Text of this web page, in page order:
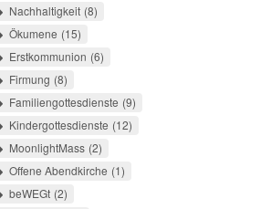
Nachhaltigkeit 8
Ökumene 15
Erstkommunion 6
Firmung 8
Familiengottesdienste 9
Kindergottesdienste 12
MoonlightMass 2
Offene Abendkirche 1
beWEGt 2